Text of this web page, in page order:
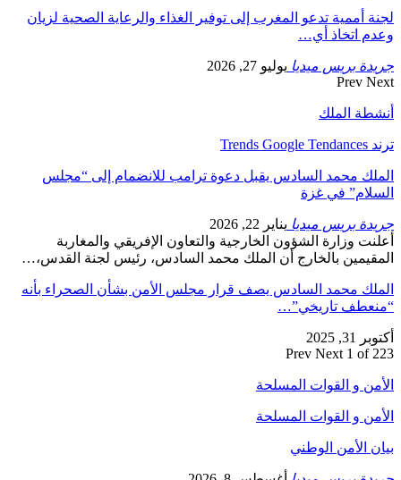
لجنة أممية تدعو المغرب إلى توفير الغذاء والرعاية الصحية لزيان
وعدم اتخاذ أي…
جريدة بريس ميديا يوليو 27, 2026
Prev Next
أنشطة الملك
ترند Trends Google Tendances
الملك محمد السادس يقبل دعوة ترامب للانضمام إلى “مجلس
السلام” في غزة
جريدة بريس ميديا يناير 22, 2026
أعلنت وزارة الشؤون الخارجية والتعاون الإفريقي والمغاربة
المقيمين بالخارج أن الملك محمد السادس، رئيس لجنة القدس،…
الملك محمد السادس يصف قرار مجلس الأمن بشأن الصحراء بأنه
“منعطف تاريخي”…
أكتوبر 31, 2025
Prev Next 1 of 223
الأمن و القوات المسلحة
الأمن و القوات المسلحة
بيان الأمن الوطني